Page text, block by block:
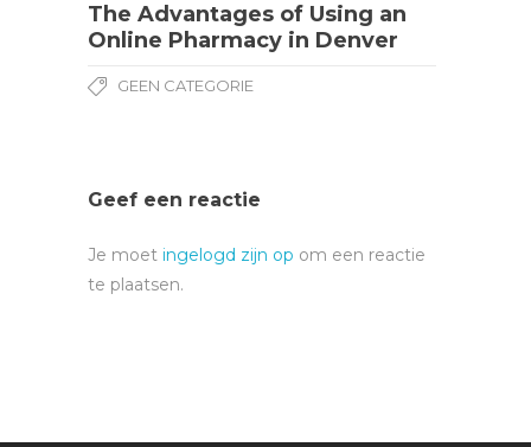
The Advantages of Using an
Online Pharmacy in Denver
GEEN CATEGORIE
Geef een reactie
Je moet ingelogd zijn op om een reactie
te plaatsen.